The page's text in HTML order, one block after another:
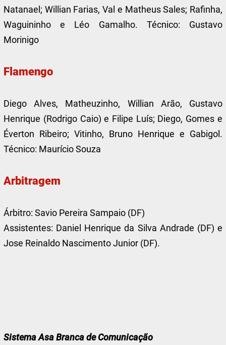
Natanael; Willian Farias, Val e Matheus Sales; Rafinha,
Waguininho e Léo Gamalho. Técnico: Gustavo
Morinigo
Flamengo
Diego Alves, Matheuzinho, Willian Arão, Gustavo
Henrique (Rodrigo Caio) e Filipe Luís; Diego, Gomes e
Éverton Ribeiro; Vitinho, Bruno Henrique e Gabigol.
Técnico: Maurício Souza
Arbitragem
Árbitro: Savio Pereira Sampaio (DF)
Assistentes: Daniel Henrique da Silva Andrade (DF) e
Jose Reinaldo Nascimento Junior (DF).
Sistema Asa Branca de Comunicação